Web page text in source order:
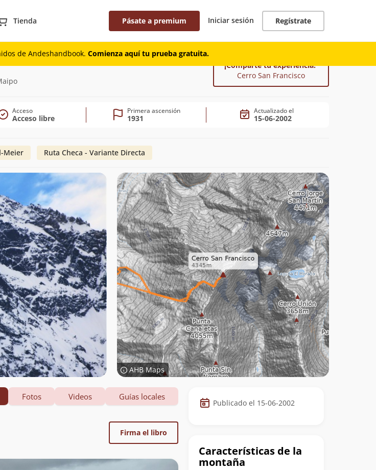
Tienda Pásate a premium Iniciar sesión Regístrate
de Andeshandbook. Comienza aquí tu prueba gratuita.
¡Comparte tu experiencia!
Cerro San Francisco
Acceso
Acceso libre
Primera ascensión
1931
Actualizado el
15-06-2002
Meier Ruta Checa - Variante Directa
AHB Maps
Datos
de
cumbre
Publicado el 15-06-2002
Características de la
montaña
Fotos Videos Guías locales
Firma el libro